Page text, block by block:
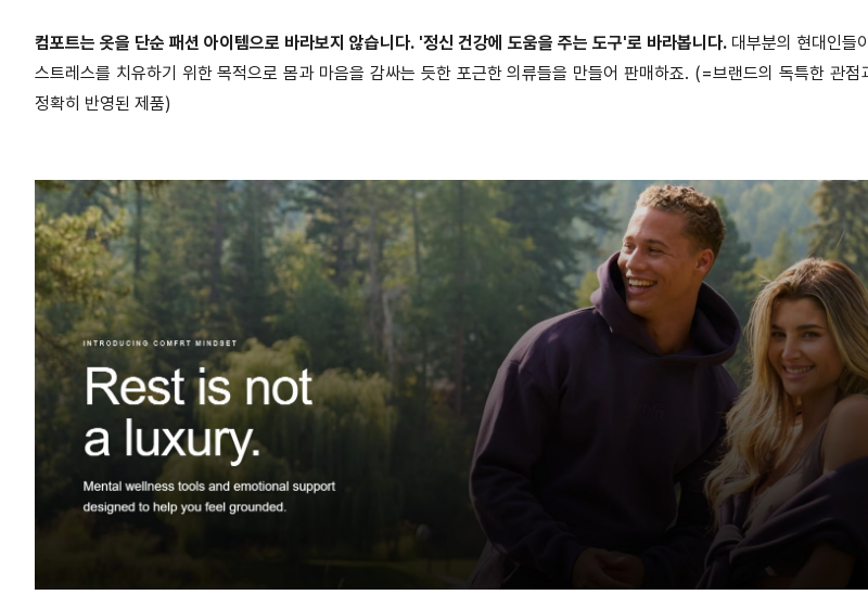
컴포트는 옷을 단순 패션 아이템으로 바라보지 않습니다. '정신 건강에 도움을 주는 도구'로 바라봅니다. 대부분의 현대인들
스트레스를 치유하기 위한 목적으로 몸과 마음을 감싸는 듯한 포근한 의류들을 만들어 판매하죠. (=브랜드의 독특한 관점
정확히 반영된 제품)